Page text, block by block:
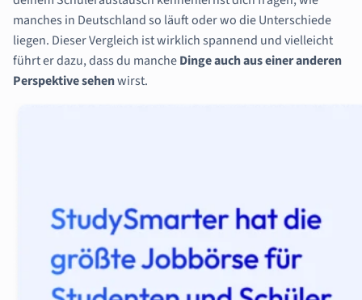
manches in Deutschland so läuft oder wo die Unterschiede
liegen. Dieser Vergleich ist wirklich spannend und vielleicht
führt er dazu, dass du mancheDinge auch aus einer anderen
Perspektive sehenwirst.